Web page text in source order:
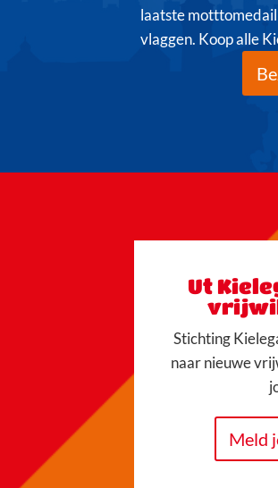
laatste
vlaggen. Koop alle
Ut
Stichting
naar nieuwe
Meld